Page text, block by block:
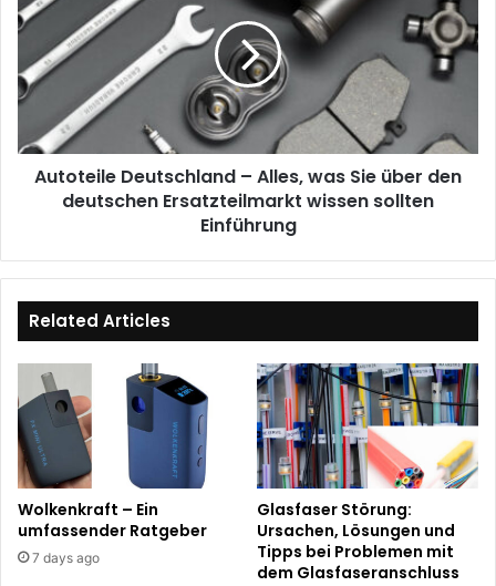
–
Alles,
was
Sie
über
deutschen
Ersatzteilmarkt
wissen
Autoteile Deutschland – Alles, was Sie über den
deutschen Ersatzteilmarkt wissen sollten
Einführung
Related Articles
Wolkenkraft – Ein
umfassender Ratgeber
7 days ago
Glasfaser Störung:
Ursachen, Lösungen und
Tipps bei Problemen mit
dem Glasfaseranschluss